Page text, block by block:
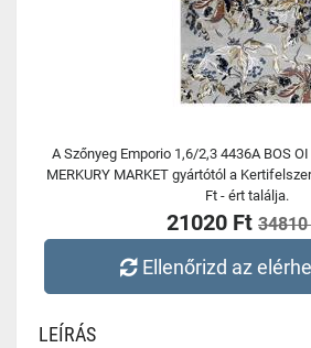
A Szőnyeg Emporio 1,6/2,3 4436A BOS
MERKURY MARKET gyártótól a
Ft - ért találja.
21020 Ft 34810
Ellenőrizd az
LEÍRÁS